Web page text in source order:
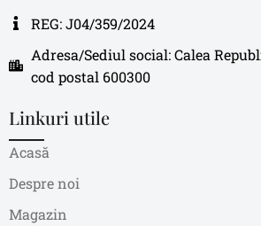
REG: J04/359/2024
Adresa/Sediul social: Calea
cod postal 600300
Linkuri utile
Acasă
Despre noi
Magazin